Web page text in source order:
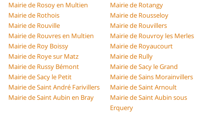
Mairie de Rosoy en Multien
Mairie de Rotangy
Mairie de Rothois
Mairie de Rousseloy
Mairie de Rouville
Mairie de Rouvillers
Mairie de Rouvres en Multien
Mairie de Rouvroy les Merles
Mairie de Roy Boissy
Mairie de Royaucourt
Mairie de Roye sur Matz
Mairie de Rully
Mairie de Russy Bémont
Mairie de Sacy le Grand
Mairie de Sacy le Petit
Mairie de Sains Morainvillers
Mairie de Saint André Farivillers
Mairie de Saint Arnoult
Mairie de Saint Aubin en Bray
Mairie de Saint Aubin sous
Erquery